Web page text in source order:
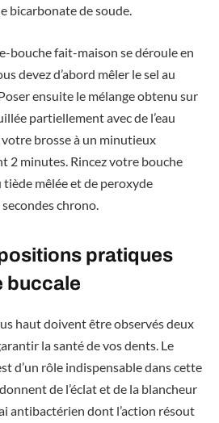
bicarbonate de soude.
bouche fait-maison se déroule en
devez d’abord mêler le sel au
ensuite le mélange obtenu sur
partiellement avec de l’eau
brosse à un minutieux
2 minutes. Rincez votre bouche
tiède mêlée et de peroxyde
chrono.
pratiques
buccale
haut doivent être observés deux
la santé de vos dents. Le
d’un rôle indispensable dans cette
de l’éclat et de la blancheur
antibactérien dont l’action résout